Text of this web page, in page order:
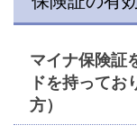
マイナ保険証
ドを持って
方）​